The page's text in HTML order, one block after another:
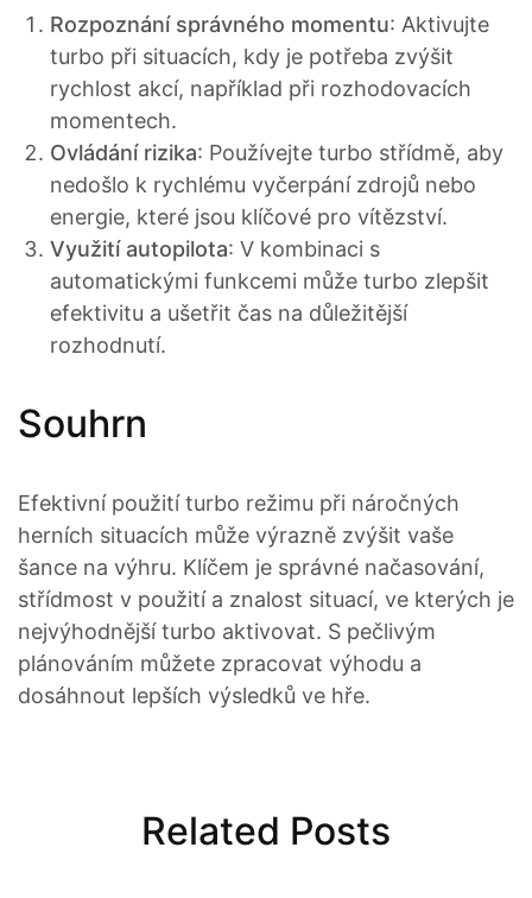
Rozpoznání správného momentu: Aktivujte
turbo při situacích, kdy je potřeba zvýšit
rychlost akcí, například při rozhodovacích
momentech.
Ovládání rizika: Používejte turbo střídmě, aby
nedošlo k rychlému vyčerpání zdrojů nebo
energie, které jsou klíčové pro vítězství.
Využití autopilota: V kombinaci s
automatickými funkcemi může turbo zlepšit
efektivitu a ušetřit čas na důležitější
rozhodnutí.
Souhrn
Efektivní použití turbo režimu při náročných
herních situacích může výrazně zvýšit vaše
šance na výhru. Klíčem je správné načasování,
střídmost v použití a znalost situací, ve kterých je
nejvýhodnější turbo aktivovat. S pečlivým
plánováním můžete zpracovat výhodu a
dosáhnout lepších výsledků ve hře.
Related Posts